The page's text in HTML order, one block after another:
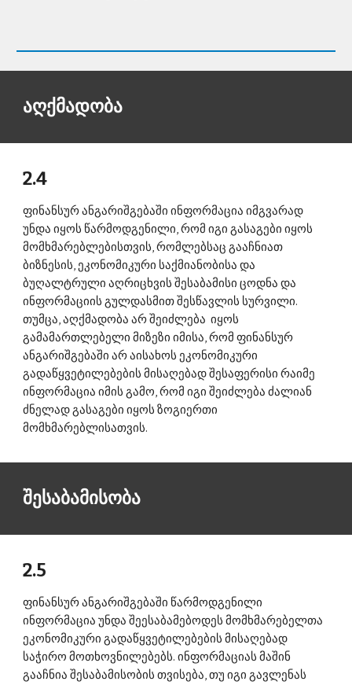
აღქმადობა
2.4
ფინანსურ ანგარიშგებაში ინფორმაცია იმგვარად
უნდა იყოს წარმოდგენილი, რომ იგი გასაგები იყოს
მომხმარებლებისთვის, რომლებსაც გააჩნიათ
ბიზნესის, ეკონომიკური საქმიანობისა და
ბუღალტრული აღრიცხვის შესაბამისი ცოდნა და
ინფორმაციის გულდასმით შესწავლის სურვილი.
თუმცა, აღქმადობა არ შეიძლება  იყოს
გამამართლებელი მიზეზი იმისა, რომ ფინანსურ
ანგარიშგებაში არ აისახოს ეკონომიკური
გადაწყვეტილებების მისაღებად შესაფერისი რაიმე
ინფორმაცია იმის გამო, რომ იგი შეიძლება ძალიან
ძნელად გასაგები იყოს ზოგიერთი
მომხმარებლისათვის.
შესაბამისობა
2.5
ფინანსურ ანგარიშგებაში წარმოდგენილი
ინფორმაცია უნდა შეესაბამებოდეს მომხმარებელთა
ეკონომიკური გადაწყვეტილებების მისაღებად
საჭირო მოთხოვნილებებს. ინფორმაციას მაშინ
გააჩნია შესაბამისობის თვისება, თუ იგი გავლენას